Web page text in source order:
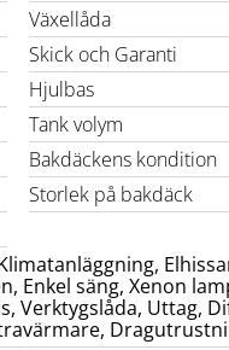
Växellåda
Skick och Garanti
Hjulbas
Tank volym
Bakdäckens kondition
Storlek på bakdäck
Enkel säng, Xenon
Verktygslåda, Uttag,